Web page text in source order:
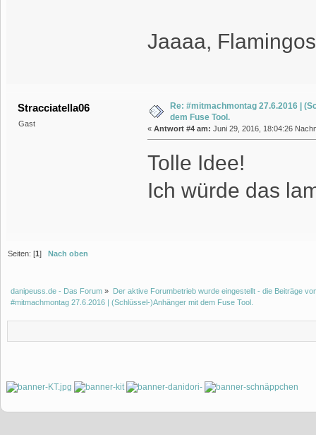
Jaaaa,
Stracciatella06
Gast
Re: #mitmachmontag 27.6.2016 |
dem Fuse Tool.
« Antwort #4 am: Juni 29, 2016, 18:04:26
Tolle Idee!
Ich würde das
Seiten: [1]Nach oben
danipeuss.de - Das Forum »
Der aktive Forumbetrieb wurde eingestellt - die Beiträge
#mitmachmontag 27.6.2016 | (Schlüssel-)Anhänger mit dem Fuse Tool.